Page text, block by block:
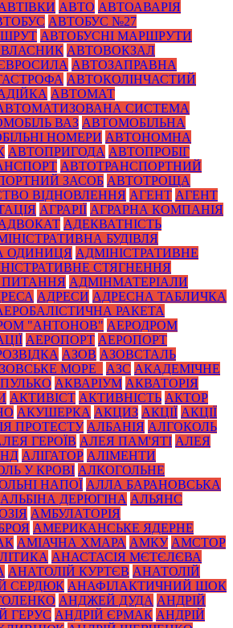
АВТО АВТОАВАРІЯ
АВТОБУС №27
АВТОБУСНІ МАРШРУТИ
АВТОВОКЗАЛ
АВТОЗАПРАВНА
АВТОКОЛІНЧАСТИЙ
АВТОМАТ
СИСТЕМА
ВАЗ АВТОМОБІЛЬНА
НОМЕРИ АВТОНОМНА
АВТОПРИГОДА АВТОПРОБІГ
АВТОТРАНСПОРТНИЙ
ЗАСОБ АВТОТРОЩА
ВІДНОВЛЕННЯ АГЕНТ АГЕНТ
АГРАРІЇ АГРАРНА КОМПАНІЯ
АДЕКВАТНІСТЬ
БУДІВЛЯ
ОДИНИЦЯ АДМІНІСТРАТИВНЕ
СТЯГНЕННЯ
ПИТАННЯ АДМІНМАТЕРІАЛИ
АДРЕСИ АДРЕСНА ТАБЛИЧКА
РАКЕТА
"АНТОНОВ" АЕРОДРОМ
АЕРОПОРТ АЕРОПОРТ
АЗОВ АЗОВСТАЛЬ
МОРЕ_ АЗС АКАДЕМІЧНЕ
АКВАРІУМ АКВАТОРІЯ
АКТИВІСТ АКТИВНІСТЬ АКТОР
АКУШЕРКА АКЦИЗ АКЦІЇ АКЦІЇ
ПРОТЕСТУ АЛБАНІЯ АЛГОКОЛЬ
ГЕРОЇВ АЛЕЯ ПАМ'ЯТІ АЛЕЯ
АЛІГАТОР АЛІМЕНТИ
У КРОВІ АЛКОГОЛЬНЕ
НАПОЇ АЛЛА БАРАНОВСЬКА
АЛЬБІНА ДЕРЮГІНА АЛЬЯНС
АМБУЛАТОРІЯ
АМЕРИКАНСЬКЕ ЯДЕРНЕ
АМІАЧНА ХМАРА АМКУ АМСТОР
АНАСТАСІЯ МЄТЄЛЄВА
АНАТОЛІЙ КУРТЄВ АНАТОЛІЙ
СЕРДЮК АНАФІЛАКТИЧНИЙ ШОК
АНДЖЕЙ ДУДА АНДРІЙ
ГЕРУС АНДРІЙ ЄРМАК АНДРІЙ